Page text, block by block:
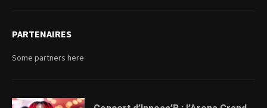
PARTENAIRES
Some partners here